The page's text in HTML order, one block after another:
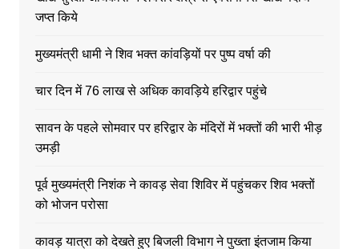
जप्त किये
मुख्यमंत्री धामी ने शिव भक्त कांवड़ियों पर पुष्प वर्षा की
चार दिन में 76 लाख से अधिक कावड़िये हरिद्वार पहुंचे
सावन के पहले सोमवार पर हरिद्वार के मंदिरों में भक्तों की भारी भीड़
उमड़ी
पूर्व मुख्यमंत्री निशंक ने कावड़ सेवा शिविर में पहुंचकर शिव भक्तों
को भोजन परोसा
कावड़ यात्रा को देखते हुए बिजली विभाग ने पुख्ता इंतजाम किया